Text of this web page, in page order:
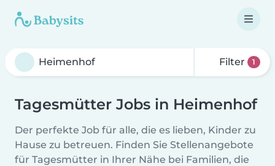
Filter 1
Tagesmütter Jobs in Heimenhof
Der perfekte Job für alle, die es lieben, Kinder zu
Hause zu betreuen. Finden Sie Stellenangebote
für Tagesmütter in Ihrer Nähe bei Familien, die